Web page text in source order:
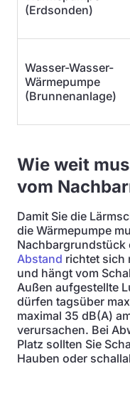
(Erdsonden)
Wasser-Wasser-
Wärmepumpe
(Brunnenanlage)
Wie weit
vom
Damit Sie die
die Wärmepumpe
Nachbargrundstück
Abstand richtet sich
und hängt vom
Außen aufgestellte
dürfen tagsüber
maximal 35 dB(A)
verursachen. Bei
Platz sollten Sie
Hauben oder